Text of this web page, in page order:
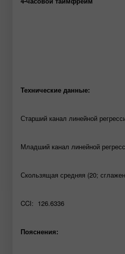
Технические данные:
Старший канал линейной
Младший канал линейной
Скользящая средняя (20;
CCI: 126.6336
Пояснения: